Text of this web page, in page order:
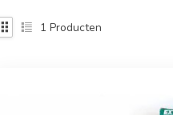
1 Producten